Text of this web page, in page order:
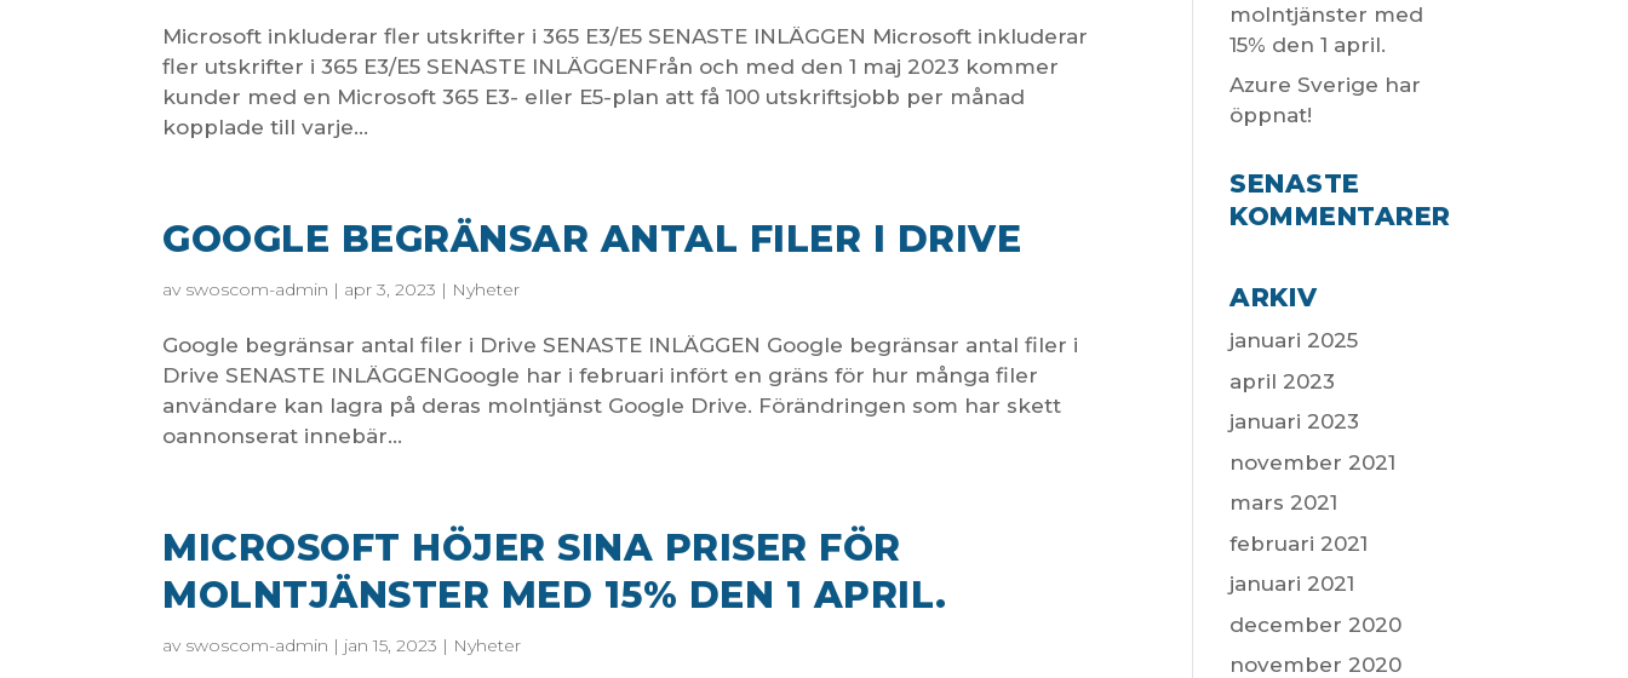
Microsoft inkluderar fler utskrifter i 365 E3/E5 SENASTE INLÄGGEN Microsoft inkluderar
fler utskrifter i 365 E3/E5 SENASTE INLÄGGENFrån och med den 1 maj 2023 kommer
kunder med en Microsoft 365 E3- eller E5-plan att få 100 utskriftsjobb per månad
kopplade till varje...
GOOGLE BEGRÄNSAR ANTAL FILER I DRIVE
av swoscom-admin | apr 3, 2023 | Nyheter
Google begränsar antal filer i Drive SENASTE INLÄGGEN Google begränsar antal filer i
Drive SENASTE INLÄGGENGoogle har i februari infört en gräns för hur många filer
användare kan lagra på deras molntjänst Google Drive. Förändringen som har skett
oannonserat innebär...
MICROSOFT HÖJER SINA PRISER FÖR
MOLNTJÄNSTER MED 15% DEN 1 APRIL.
av swoscom-admin | jan 15, 2023 | Nyheter
molntjänster med
15% den 1 april.
Azure Sverige har
öppnat!
SENASTE
KOMMENTARER
ARKIV
januari 2025
april 2023
januari 2023
november 2021
mars 2021
februari 2021
januari 2021
december 2020
november 2020